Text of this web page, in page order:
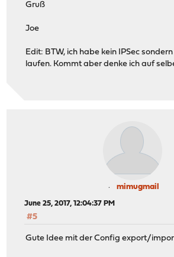
Gruß
Joe
Edit: BTW, ich habe kein IPSec
laufen. Kommt aber denke ich auf
mimugmail
June 25, 2017, 12:04:37 PM
#5
Gute Idee mit der Config export/